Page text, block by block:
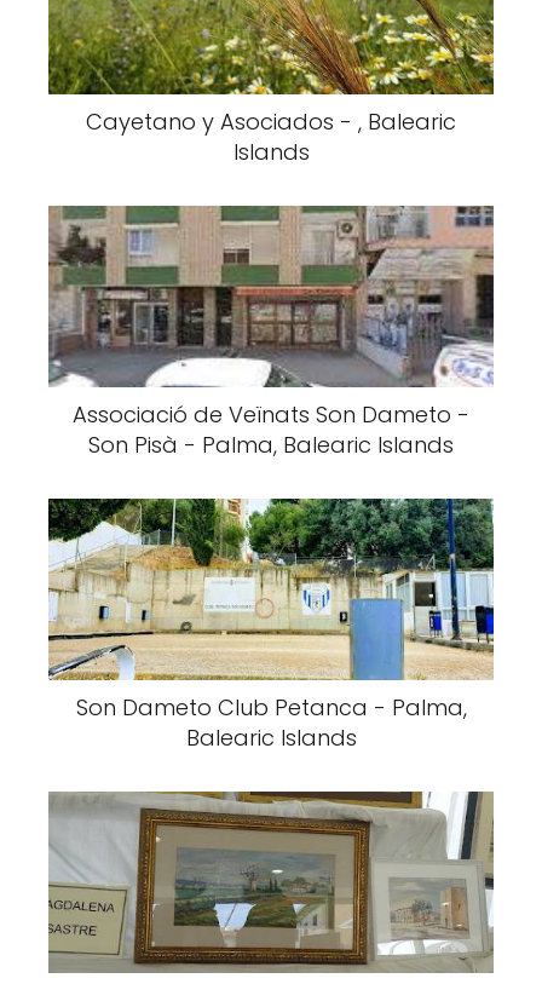
Cayetano y Asociados - , Balearic
Islands
Associació de Veïnats Son Dameto -
Son Pisà - Palma, Balearic Islands
Son Dameto Club Petanca - Palma,
Balearic Islands